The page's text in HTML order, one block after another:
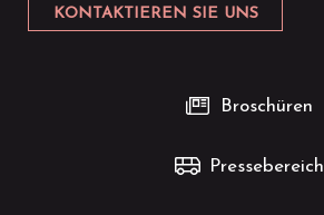
KONTAKTIEREN SIE UNS
Broschüren
Pressebereich